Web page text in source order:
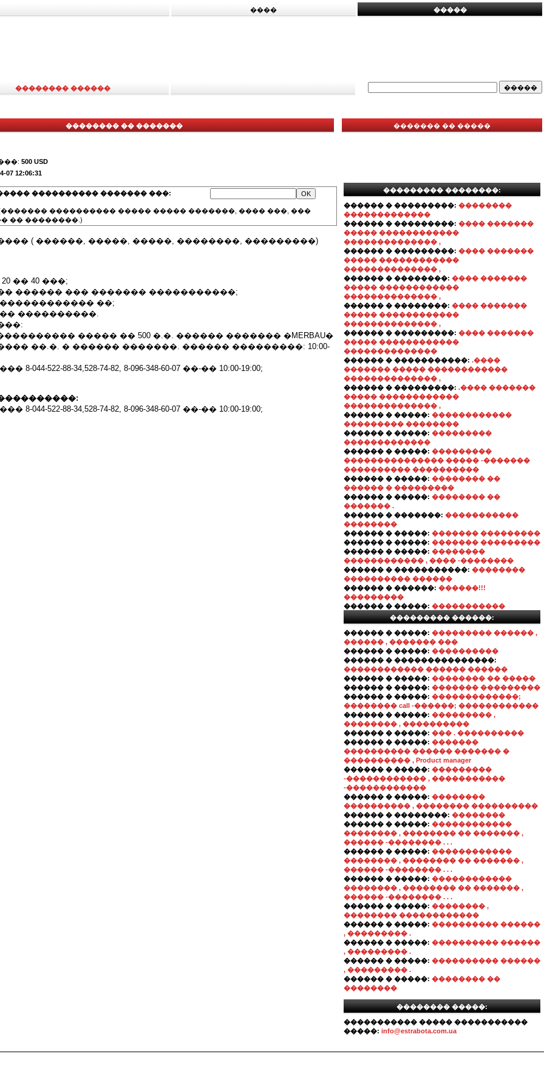
���� �����
�������� ������
�������� �� �������
500 USD
07 12:06:31
���������� ������� ���:
���������� ����� ����� �������, ���� ���, ���
�� ��������.)
( ������, �����, �����, ��������, ���������)
�� 40 ���;
������ ��� ������� �����������;
��;
����������.
����� �� 500 �.�. ������ ������� �MERBAU�
��.�. � ������ �������. ������ ���������: 10:00-
522-88-34,528-74-82, 8-096-348-60-07 ��-�� 10:00-19:00;
522-88-34,528-74-82, 8-096-348-60-07 ��-�� 10:00-19:00;
������� �� �����
��������� ��������:
������ � ���������: ��������
�������������
������ � ���������: ���� �������
����� ������������
�������������� ,
������ � ���������: ���� �������
����� ������������
�������������� ,
������ � ��������: ���� �������
����� ������������
�������������� ,
������ � ��������: ���� �������
����� ������������
�������������� ,
������ � ���������: ���� �������
����� ������������
��������������
������ � �����������: .����
������� ����� ������������
�������������� ,
������ � ���������: .���� �������
����� ������������
�������������� ,
������ � �����: ������������
��������� ��������
������ � �����: ���������
�������������
������ � �����: ���������
��������������� ����� -�������
���������� ����������
������ � �����: �������� ��
������ � ���������
������ � �����: �������� ��
������� .
������ � �������: �����������
��������
������ � �����: ������� ���������
������ � �����: ������� ���������
������ � �����: ��������
������������ , ���� -��������
������ � �����������: ��������
���������� ������
������ � ������: ������!!!
���������
������ � �����: �����������
��������� ������:
������ � �����: ��������� ������ ,
������ , ������� ���
������ � �����: ����������
������ � ���������������:
������������ ������ ������
������ � �����: �������� �� �����
������ � �����: ������� ���������
������ � �����: �������������;
�������� call -������; ������������
������ � �����: ��������� ,
�������� , ����������
������ � �����: ��� . ����������
������ � �����: �������
���������� ������ ������� �
���������� , Product manager
������ � �����: ���������
-������������ , �����������
-������������
������ � �����: ��������
���������� , �������� ����������
������ � ��������: ��������
������ � �����: ������������
�������� , �������� �� ������� ,
������ -�������� . . .
������ � �����: ������������
�������� , �������� �� ������� ,
������ -�������� . . .
������ � �����: ������������
�������� , �������� �� ������� ,
������ -�������� . . .
������ � �����: �������� ,
�������� ������������
������ � �����: ���������� ������
, ��������� .
������ � �����: ���������� ������
, ��������� .
������ � �����: ���������� ������
, ��������� .
������ � �����: �������� ��
��������
�������� �����:
����������� ����� �����������
�����: info@estrabota.com.ua